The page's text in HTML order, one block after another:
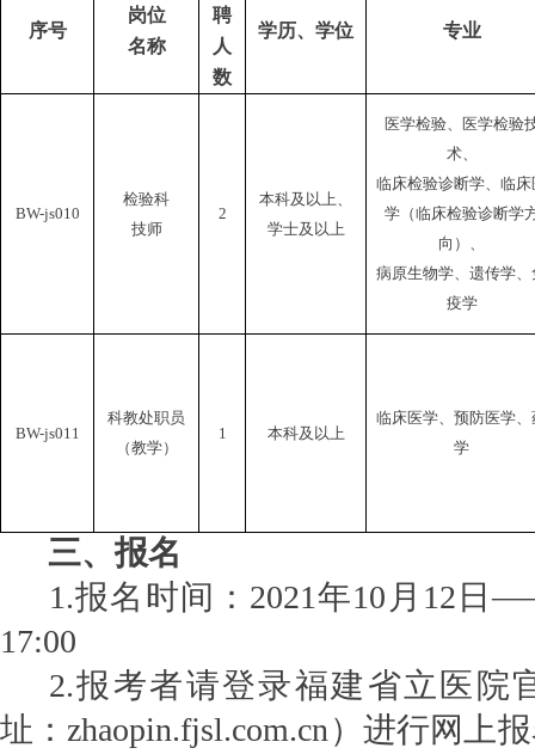
序号
岗位
名称
聘
人
数
学历、学位 专业
BW-js010
检验科
技师
2
本科及以上、
学士及以上
医学检验、医学检验
术、
临床检验诊断学、临床
学（临床检验诊断学
向）、
病原生物学、遗传学、
疫学
BW-js011
科教处职员
（教学）
1 本科及以上
临床医学、预防医学、
学
三、报名
1.报名时间： 2021年10 月 12 日
17:00
2.报考者请登录福建省立医院
址： zhaopin.fjsl.com.cn ）进行网上